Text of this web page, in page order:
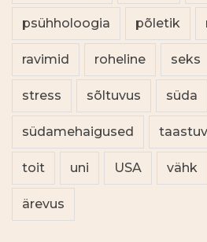
psühholoogia põletik
ravimid roheline seks
stress sõltuvus süda
südamehaigused
toit uni USA vähk
ärevus